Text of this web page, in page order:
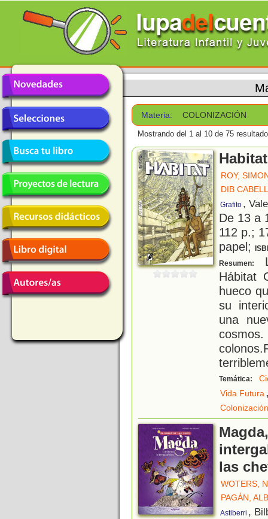
Materia: COLONIZACIÓN
Mostrando del 1 al 10 de 75
Habitat
ROY,
DIB
Grafito ,
De 13 a
112 p.;
papel;
Resumen:
Hábitat
hueco
su
una
Temática:
Vida Futura
Colonización
las
WOTERS,
PAGÁN,
Astiberri ,